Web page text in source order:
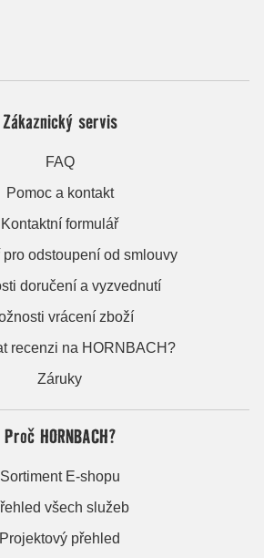
Zákaznický servis
FAQ
Pomoc a kontakt
Kontaktní formulář
pro odstoupení od smlouvy
doručení a vyzvednutí
vrácení zboží
recenzi na HORNBACH?
Záruky
Proč HORNBACH?
Sortiment E-shopu
všech služeb
Projektový přehled